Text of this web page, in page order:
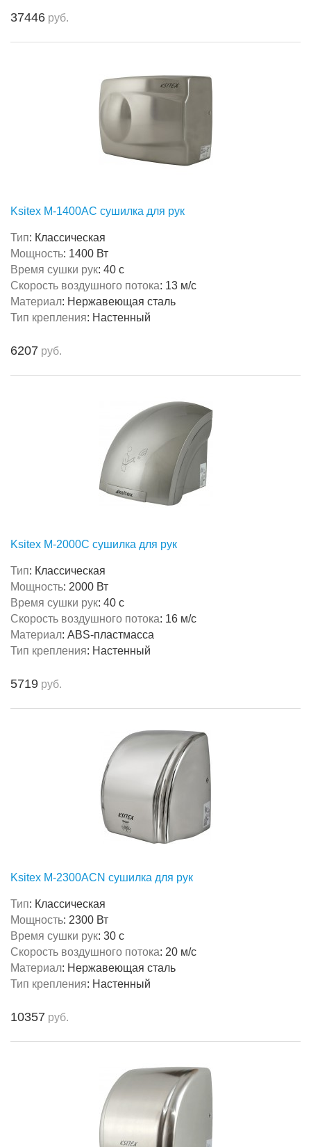
37446 руб.
Ksitex M-1400AC сушилка для рук
Тип: Классическая
Мощность: 1400 Вт
Время сушки рук: 40 с
Скорость воздушного потока: 13 м/с
Материал: Нержавеющая сталь
Тип крепления: Настенный
6207 руб.
Ksitex M-2000C сушилка для рук
Тип: Классическая
Мощность: 2000 Вт
Время сушки рук: 40 с
Скорость воздушного потока: 16 м/с
Материал: ABS-пластмасса
Тип крепления: Настенный
5719 руб.
Ksitex M-2300ACN сушилка для рук
Тип: Классическая
Мощность: 2300 Вт
Время сушки рук: 30 с
Скорость воздушного потока: 20 м/с
Материал: Нержавеющая сталь
Тип крепления: Настенный
10357 руб.